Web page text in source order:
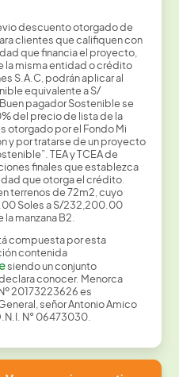
descuento otorgado de
clientes que califiquen con
que financia el proyecto,
la misma entidad o crédito
S.A.C, podrán aplicar al
equivalente a S/
pagador Sostenible se
del precio de lista de la
otorgado por el Fondo Mi
y por tratarse de un proyecto
TEA y TCEA de
finales que establezca
que otorga el crédito.
terrenos de 72m2, cuyo
Soles a S/232,200.00
manzana B2.
compuesta por esta
contenida
siendo un conjunto
conocer. Menorca
20173223626 es
señor Antonio Amico
N° 06473030.